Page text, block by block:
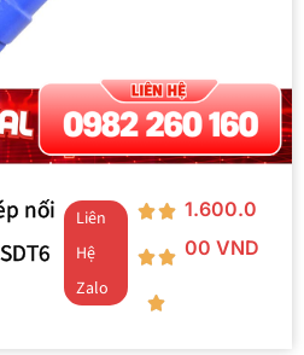
nối
Liên
Hệ
Zalo
1.600.0
00VND